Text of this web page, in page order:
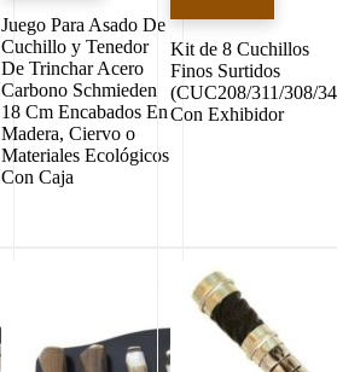
Juego Para Asado De
Cuchillo y Tenedor
De Trinchar Acero
Carbono Schmieden
18 Cm Encabados En
Madera, Ciervo o
Materiales Ecológicos
Con Caja
Kit de 8 Cuchillos
Finos Surtidos
(CUC208/311/308/
Con Exhibidor